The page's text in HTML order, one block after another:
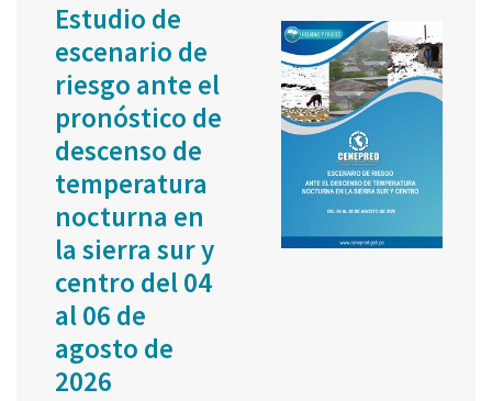
Estudio de
escenario de
riesgo ante el
pronóstico de
descenso de
temperatura
nocturna en
la sierra sur y
centro del 04
al 06 de
agosto de
2026